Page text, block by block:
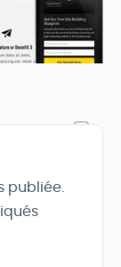
publiée.